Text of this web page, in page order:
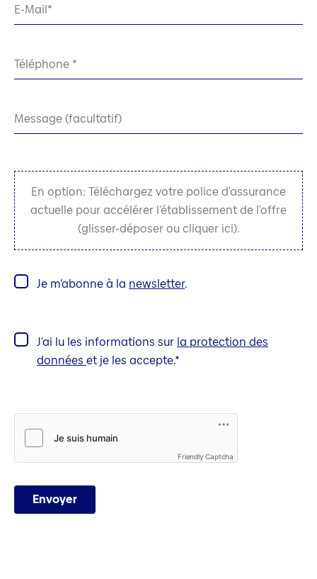
E-Mail
Téléphone
Message (facultatif)
En option: Téléchargez votre police d'assurance
actuelle pour accélérer l'établissement de l'offre
(glisser-déposer ou cliquer ici).
Je m’abonne à la newsletter.
J'ai lu les informations sur la protection des
données et je les accepte.
Friendly Captcha
Envoyer